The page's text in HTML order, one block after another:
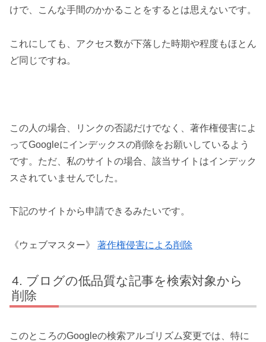
けで、こんな手間のかかることをするとは思えないです。
これにしても、アクセス数が下落した時期や程度もほとん
ど同じですね。
この人の場合、リンクの否認だけでなく、著作権侵害によ
ってGoogleにインデックスの削除をお願いしているよう
です。ただ、私のサイトの場合、該当サイトはインデック
スされていませんでした。
下記のサイトから申請できるみたいです。
《ウェブマスター》 著作権侵害による削除
ブログの低品質な記事を検索対象から
削除
このところのGoogleの検索アルゴリズム変更では、特に